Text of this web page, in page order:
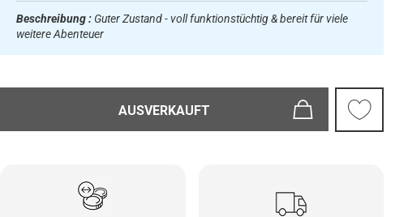
Beschreibung : Guter Zustand - voll funktionstüchtig & bereit für viele
weitere Abenteuer
AUSVERKAUFT